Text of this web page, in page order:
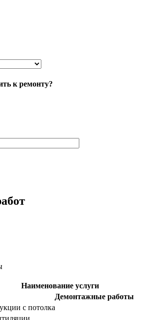
к ремонту?
Наименование услуги
Демонтажные работы
с потолка